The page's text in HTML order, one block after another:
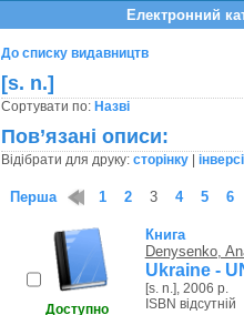
Електронний
До списку видавництв
[s. n.]
Сортувати по: Назві
Пов’язані описи:
Відібрати для друку: сторінку|
Перша 1 2 3 4 5 6
Доступно
Книга
Denysenko,
Ukraine -
[s. n.], 2006 р.
ISBN відсутній